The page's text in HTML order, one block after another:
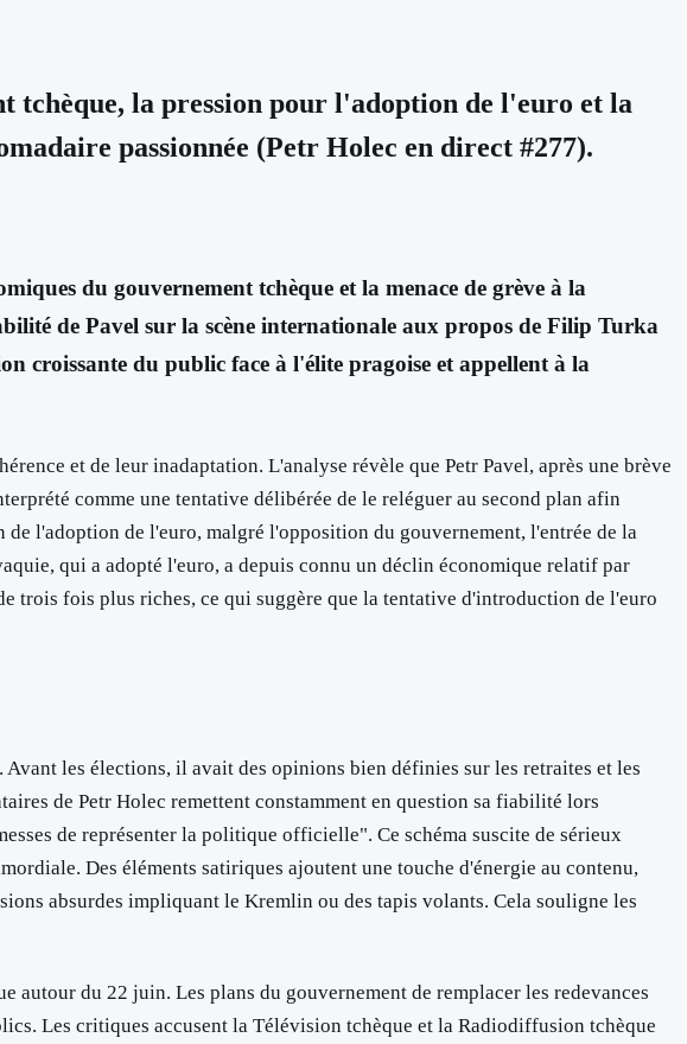
tchèque, la pression pour l'adoption de l'euro et la
passionnée (Petr Holec en direct #277).
du gouvernement tchèque et la menace de grève à la
de Pavel sur la scène internationale aux propos de Filip Turka
croissante du public face à l'élite pragoise et appellent à la
et de leur inadaptation. L'analyse révèle que Petr Pavel, après une brève
comme une tentative délibérée de le reléguer au second plan afin
l'adoption de l'euro, malgré l'opposition du gouvernement, l'entrée de la
qui a adopté l'euro, a depuis connu un déclin économique relatif par
trois fois plus riches, ce qui suggère que la tentative d'introduction de l'euro
les élections, il avait des opinions bien définies sur les retraites et les
de Petr Holec remettent constamment en question sa fiabilité lors
de représenter la politique officielle". Ce schéma suscite de sérieux
Des éléments satiriques ajoutent une touche d'énergie au contenu,
absurdes impliquant le Kremlin ou des tapis volants. Cela souligne les
autour du 22 juin. Les plans du gouvernement de remplacer les redevances
Les critiques accusent la Télévision tchèque et la Radiodiffusion tchèque